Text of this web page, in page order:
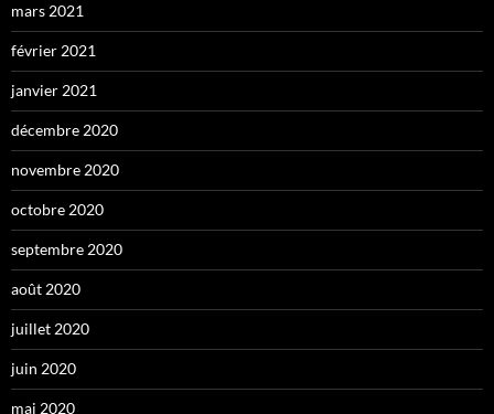
mars 2021
février 2021
janvier 2021
décembre 2020
novembre 2020
octobre 2020
septembre 2020
août 2020
juillet 2020
juin 2020
mai 2020